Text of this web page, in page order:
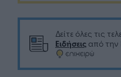
Δείτε όλες τις
Ειδήσεις από την